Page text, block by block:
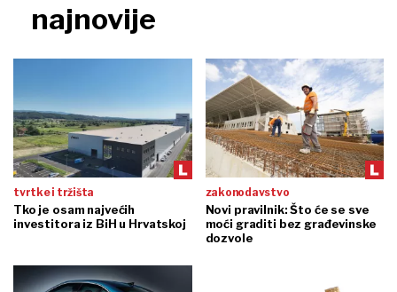
najnovije
tvrtke i tržišta
Tko je osam najvećih
investitora iz BiH u Hrvatskoj
zakonodavstvo
Novi pravilnik: Što će se sve
moći graditi bez građevinske
dozvole